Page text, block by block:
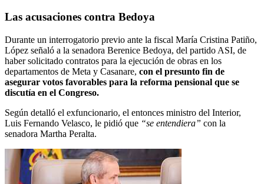
Las acusaciones contra Bedoya
Durante un interrogatorio previo ante la fiscal María Cristina Patiño,
López señaló a la senadora Berenice Bedoya, del partido ASI, de
haber solicitado contratos para la ejecución de obras en los
departamentos de Meta y Casanare, con el presunto fin de
asegurar votos favorables para la reforma pensional que se
discutía en el Congreso.
Según detalló el exfuncionario, el entonces ministro del Interior,
Luis Fernando Velasco, le pidió que “se entendiera” con la
senadora Martha Peralta.